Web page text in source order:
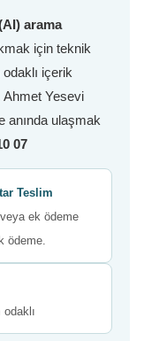
arama
için teknik
içerik
Ahmet Yesevi
anında ulaşmak
07
Teslim
ek ödeme
ödeme.